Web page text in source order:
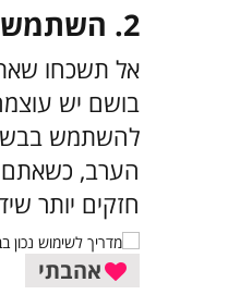
2. השתמשו בסוגים שונים של בושם ביום ובערב
אל תשכחו
בושם יש
להשתמש
הערב, כשאתם
חזקים יותר
אהבתי